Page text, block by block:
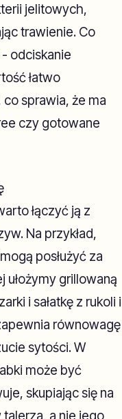
jelitowych,
trawienie. Co
odciskanie
łatwo
sprawia, że ma
czy gotowane
łączyć ją z
Na przykład,
posłużyć za
ułożymy grillowaną
i sałatkę z rukoli i
równowagę
sytości. W
może być
skupiając się na